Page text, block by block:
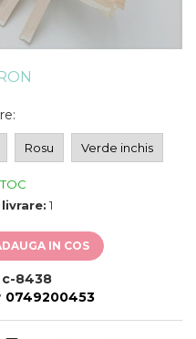
:
Rosu Verde inchis
1
IN COS
c-8438
0749200453